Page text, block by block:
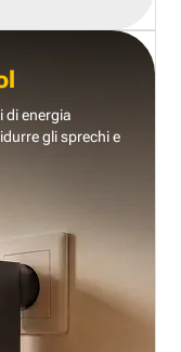
di energia
gli sprechi e